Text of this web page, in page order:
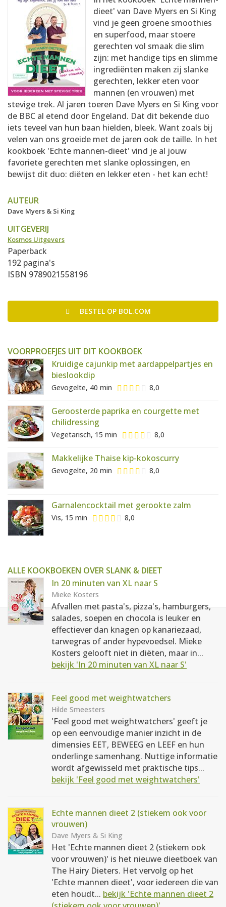
AANMELDEN
RECEPTEN
WEEKMENU'S
KOOKBOEKEN
dieet' van Dave Myers en Si King
vind je geen groene smoothies
en superfood, maar stoere
gerechten vol smaak die slim
zijn: met handige tips en slimme
ingrediënten maken zij slanke
gerechten, lekker eten voor
mannen (en vrouwen) met
stevige trek. Al jaren toeren Dave Myers en Si King voor
de BBC al etend door Engeland. Dat dit bekende duo
iets teveel van hun baan hielden, bleek. Want zoals bij
velen van ons groeide met de jaren ook de taille. In het
kookboek 'Echte mannen-dieet' vind je al jouw
favoriete gerechten met slanke oplossingen, en
bewijst dit duo: diëten en lekker eten - het kan echt!
AUTEUR
Dave Myers & Si King
UITGEVERIJ
Kosmos Uitgevers
Paperback
192 pagina's
ISBN 9789021558196
BESTEL OP BOL.COM
VOORPROEFJES UIT DIT KOOKBOEK
Kruidige cajunkip met aardappelpartjes en
bieslookdip
Gevogelte, 40 min 8,0
Geroosterde paprika en courgette met
chilidressing
Vegetarisch, 15 min 8,0
Makkelijke Thaise kip-kokoscurry
Gevogelte, 20 min 8,0
Garnalencocktail met gerookte zalm
Vis, 15 min 8,0
ALLE KOOKBOEKEN OVER SLANK & DIEET
In 20 minuten van XL naar S
Mieke Kosters
Afvallen met pasta's, pizza's, hamburgers,
salades, soepen en chocola is leuker en
effectiever dan knagen op kanariezaad,
tarwegras of ander hypevoedsel. Mieke
Kosters gelooft niet in diëten, maar in...
bekijk 'In 20 minuten van XL naar S'
Feel good met weightwatchers
Hilde Smeesters
'Feel good met weightwatchers' geeft je
op een eenvoudige manier inzicht in de
dimensies EET, BEWEEG en LEEF en hun
onderlinge samenhang. Nuttige informatie
wordt afgewisseld met praktische tips...
bekijk 'Feel good met weightwatchers'
Echte mannen dieet 2 (stiekem ook voor
vrouwen)
Dave Myers & Si King
Het 'Echte mannen dieet 2 (stiekem ook
voor vrouwen)' is het nieuwe dieetboek van
The Hairy Dieters. Het vervolg op het
'Echte mannen dieet', voor iedereen die van
eten houdt... bekijk 'Echte mannen dieet 2